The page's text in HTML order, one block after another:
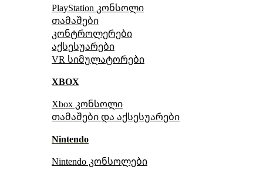
PlayStation კონსოლი
თამაშები
კონტროლერები
აქსესუარები
VR სიმულატორები
XBOX
Xbox კონსოლი
თამაშები და აქსესუარები
Nintendo
Nintendo კონსოლები